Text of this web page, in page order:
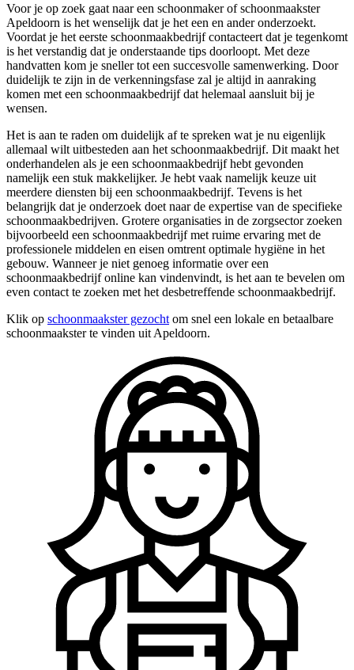
Voor je op zoek gaat naar een schoonmaker of schoonmaakster
Apeldoorn is het wenselijk dat je het een en ander onderzoekt.
Voordat je het eerste schoonmaakbedrijf contacteert dat je tegenkomt
is het verstandig dat je onderstaande tips doorloopt. Met deze
handvatten kom je sneller tot een succesvolle samenwerking. Door
duidelijk te zijn in de verkenningsfase zal je altijd in aanraking
komen met een schoonmaakbedrijf dat helemaal aansluit bij je
wensen.
Het is aan te raden om duidelijk af te spreken wat je nu eigenlijk
allemaal wilt uitbesteden aan het schoonmaakbedrijf. Dit maakt het
onderhandelen als je een schoonmaakbedrijf hebt gevonden
namelijk een stuk makkelijker. Je hebt vaak namelijk keuze uit
meerdere diensten bij een schoonmaakbedrijf. Tevens is het
belangrijk dat je onderzoek doet naar de expertise van de specifieke
schoonmaakbedrijven. Grotere organisaties in de zorgsector zoeken
bijvoorbeeld een schoonmaakbedrijf met ruime ervaring met de
professionele middelen en eisen omtrent optimale hygiëne in het
gebouw. Wanneer je niet genoeg informatie over een
schoonmaakbedrijf online kan vindenvindt, is het aan te bevelen om
even contact te zoeken met het desbetreffende schoonmaakbedrijf.
Klik op schoonmaakster gezocht om snel een lokale en betaalbare
schoonmaakster te vinden uit Apeldoorn.